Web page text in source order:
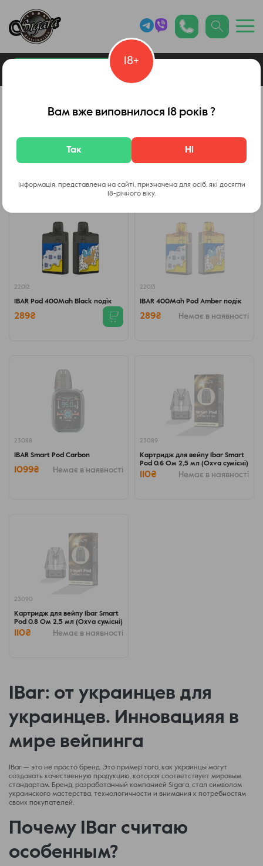
Каталог товарів
IBAR
22012
IBAR Pod 400Mah Black подік
289₴
22013
IBAR 400Mah Pod Amber подік
289₴ Немає в наявності
23088
IBAR Smart Pod Carbon
1099₴ Немає в наявності
23089
Картридж для вейпу Ibar Smart
Pod 0.6 Ом 2,5 мл (Oxva сумісні)
110₴ Немає в наявності
23090
Картридж для вейпу Ibar Smart
Pod 0.8 Ом 2,5 мл (Oxva сумісні)
110₴ Немає в наявності
IBar: от украинцев для
украинцев. Инновацияя в
мире вейпинга
IBar — это не просто бренд. Это пример того, как украинцы могут
создавать качественную продукцию, которая соответствует мировым
стандартам. Бренд, разработанный компанией Sigara, стал символом
украинского мастерства, технологичности и внимания к потребностям
своих покупателей.
Почему IBar считаю
особенным?
18+
Вам вже виповнилося 18 років ?
Так Ні
Інформація, представлена на сайті, призначена для осіб, які досягли
18-річного віку.